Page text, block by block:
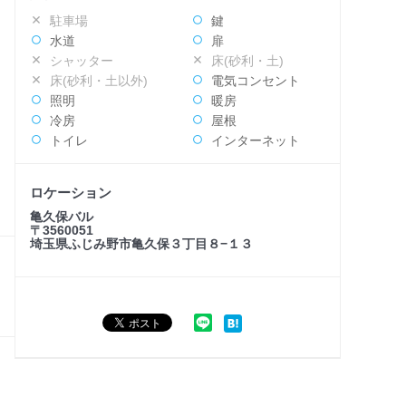
駐車場
鍵
水道
扉
シャッター
床(砂利・土)
床(砂利・土以外)
電気コンセント
照明
暖房
冷房
屋根
トイレ
インターネット
ロケーション
亀久保バル
〒3560051
埼玉県ふじみ野市亀久保３丁目８−１３